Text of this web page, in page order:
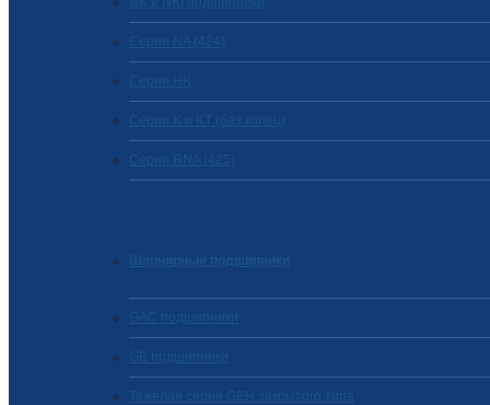
Серия NA (424)
Cерия HK
Серии K и KT (без колец)
Серия RNA (425)
Шарнирные подшипники
GAC подшипники
GE подшипники
Тяжелая серия GEH закрытого типа